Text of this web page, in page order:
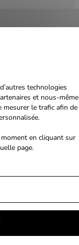
technologies
et nous-
mesurer le trafic afin de
en cliquant sur
page.